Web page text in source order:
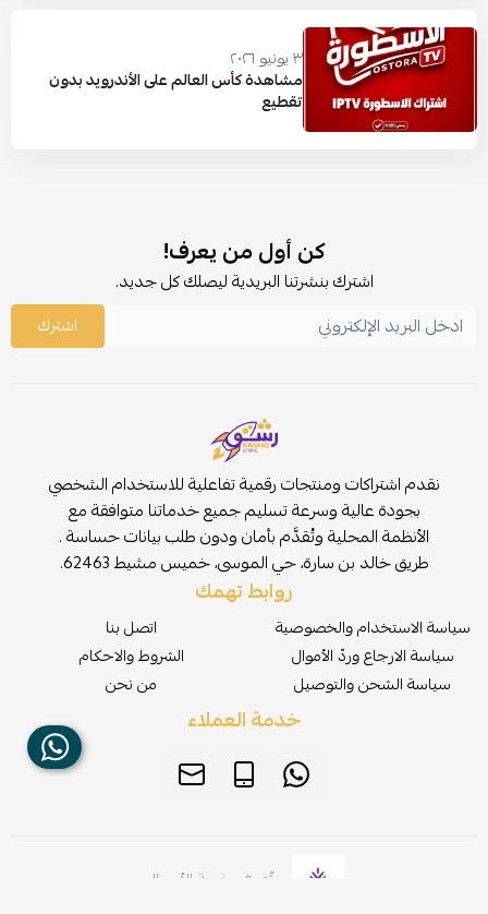
٣ يونيو ٢٠٢٦
مشاهدة كأس العالم على الأندرويد بدون
تقطيع
كن أول من يعرف!
اشترك بنشرتنا البريدية ليصلك كل جديد.
اشترك
نقدم اشتراكات ومنتجات رقمية تفاعلية للاستخدام الشخصي
بجودة عالية وسرعة تسليم جميع خدماتنا متوافقة مع
الأنظمة المحلية وتُقدَّم بأمان ودون طلب بيانات حساسة .
طريق خالد بن سارة، حي الموسى، خميس مشيط 62463.
روابط تهمك
سياسة الاستخدام والخصوصية
سياسة الارجاع وردّ الأموال
سياسة الشحن والتوصيل
اتصل بنا
الشروط والاحكام
من نحن
خدمة العملاء
موثّق في منصة الأعمال